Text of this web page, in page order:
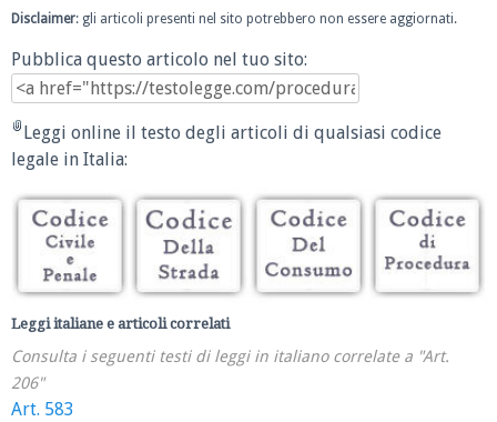
Disclaimer: gli articoli presenti nel sito potrebbero non essere aggiornati.
Pubblica questo articolo nel tuo sito:
Leggi online il testo degli articoli di qualsiasi codice
legale in Italia:
Leggi italiane e articoli correlati
Consulta i seguenti testi di leggi in italiano correlate a "Art.
206"
Art. 583